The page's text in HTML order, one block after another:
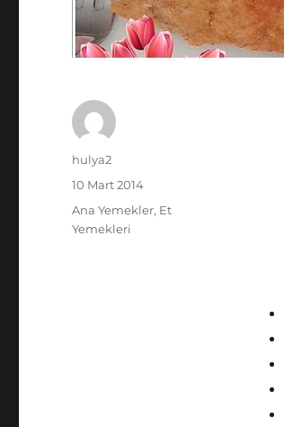
Yazar
hulya2
Yayın
10 Mart 2014
Kategoriler
Ana Yemekler, Et
Yemekleri